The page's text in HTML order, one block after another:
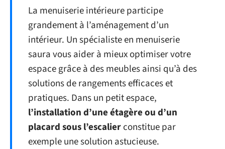
La menuiserie intérieure participe
grandement à l’aménagement d’un
intérieur. Un spécialiste en menuiserie
saura vous aider à mieux optimiser votre
espace grâce à des meubles ainsi qu’à des
solutions de rangements efficaces et
pratiques. Dans un petit espace,
l’installation d’une étagère ou d’un
placard sous l’escalierconstitue par
exemple une solution astucieuse.